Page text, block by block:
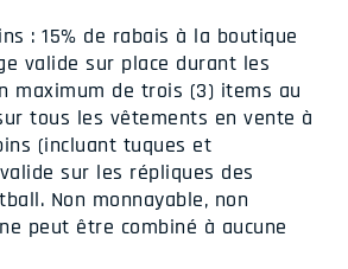
: 15% de rabais à la boutique
valide sur place durant les
maximum de trois (3) items au
tous les vêtements en vente à
(incluant tuques et
sur les répliques des
Non monnayable, non
peut être combiné à aucune